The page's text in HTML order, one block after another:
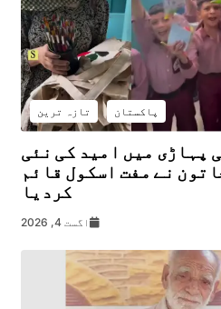
پاکستان تازہ ترین
پہاڑی میں امید کی نئی
نے مفت اسکول قائم
کردیا
اگست 4, 2026